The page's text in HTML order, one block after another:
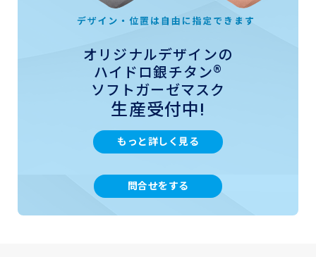
オリジナルデザインの
ハイドロ銀チタン®
ソフトガーゼマスク
生産受付中!
もっと詳しく見る
問合せをする